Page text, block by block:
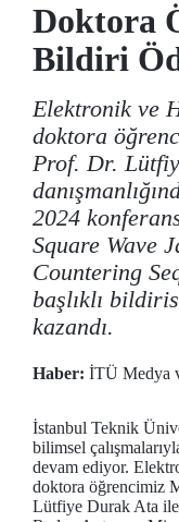
Doktora
Bildiri
Elektronik ve
doktora
Prof. Dr.
2024
Square Wave
Countering
başlıklı
kazandı.
Haber: İTÜ Medya
İstanbul Teknik
bilimsel
devam ediyor.
doktora öğrencimiz
Lütfiye Durak Ata